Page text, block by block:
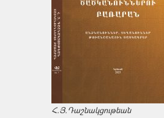
Հ.Յ.Դաշնակցութեան